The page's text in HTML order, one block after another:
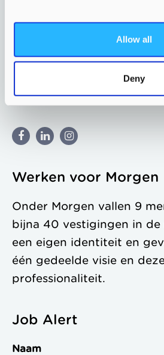
Allow all
Deny
BBL
Opleidingen kinderopvang
Contactgegevens
Werken voor Morgen
Onder Morgen vallen 9
bijna 40 vestigingen in de
een eigen identiteit en
één gedeelde visie en
professionaliteit.
Job Alert
Naam